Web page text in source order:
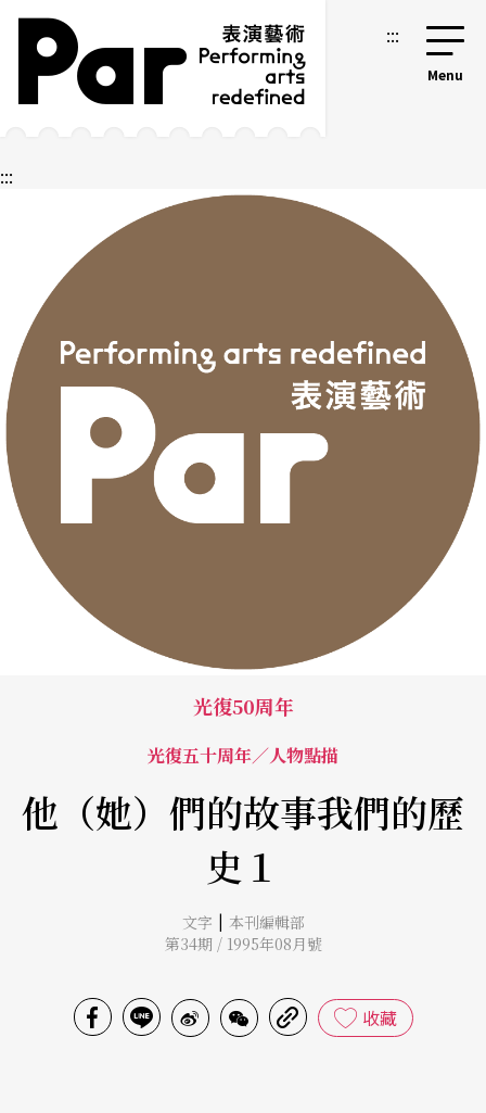
跳到主要內容區塊
網站導覽 :::
:::
光復50周年
光復五十周年／人物點描
他（她）們的故事我們的歷
史１
文字 | 本刊編輯部
第34期 / 1995年08月號
收藏